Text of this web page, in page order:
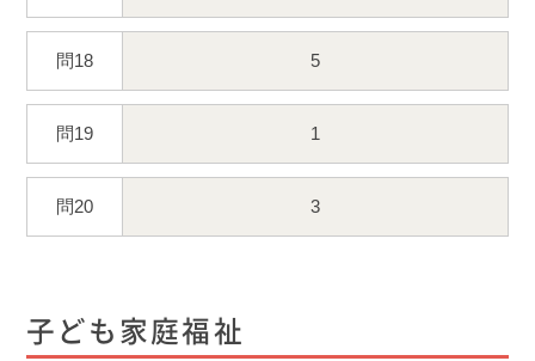
問18 5
問19 1
問20 3
子ども家庭福祉